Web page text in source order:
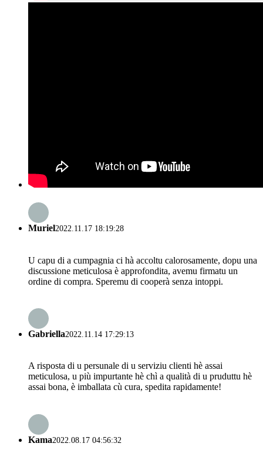
Muriel2022.11.17 18:19:28
U capu di a cumpagnia ci hà accoltu calorosamente, dopu una
discussione meticulosa è approfondita, avemu firmatu un
ordine di compra. Speremu di cooperà senza intoppi.
Gabriella2022.11.14 17:29:13
A risposta di u persunale di u serviziu clienti hè assai
meticulosa, u più impurtante hè chì a qualità di u pruduttu hè
assai bona, è imballata cù cura, spedita rapidamente!
Kama2022.08.17 04:56:32